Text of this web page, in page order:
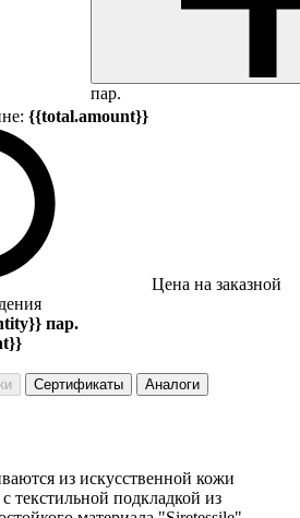
пар.
{{total.amount}}
Цена на заказной
пар.
Сертификаты Аналоги
из искусственной кожи
текстильной подкладкой из